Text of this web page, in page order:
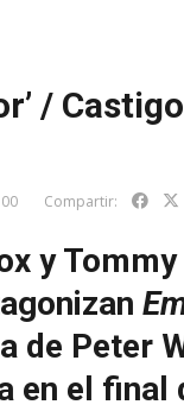
/
00 Compartir:
y Tommy
de Peter
en el final